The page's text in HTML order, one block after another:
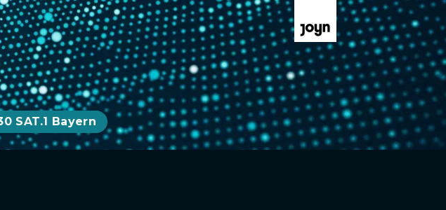
SAT.1 Bayern